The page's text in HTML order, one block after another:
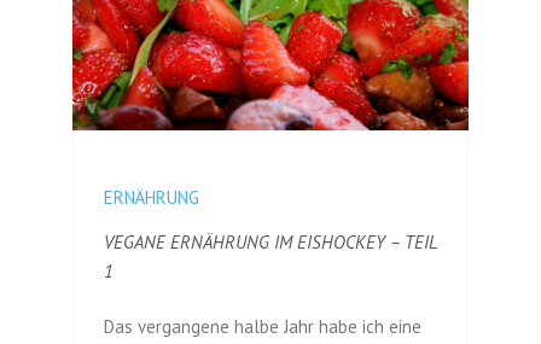
ERNÄHRUNG
VEGANE ERNÄHRUNG IM EISHOCKEY – TEIL
1
Das vergangene halbe Jahr habe ich eine